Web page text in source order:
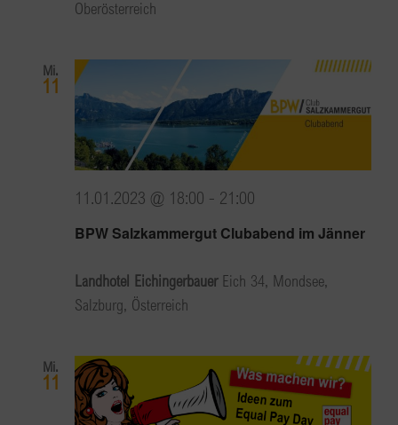
Oberösterreich
Mi.
11
BPW Salzkammergut Clubabend im Jänner
11.01.2023 @ 18:00 - 21:00
Landhotel Eichingerbauer Eich 34, Mondsee,
Salzburg, Österreich
Mi.
11